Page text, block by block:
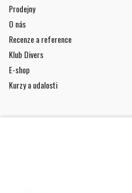
Prodejny
O nás
Recenze a reference
Klub Divers
E-shop
Kurzy a udalosti